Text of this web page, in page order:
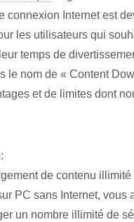
connexion Internet est
les utilisateurs qui
temps de
le nom de « Content
et de limites dont
de contenu
PC sans Internet, vous
un nombre illimité de